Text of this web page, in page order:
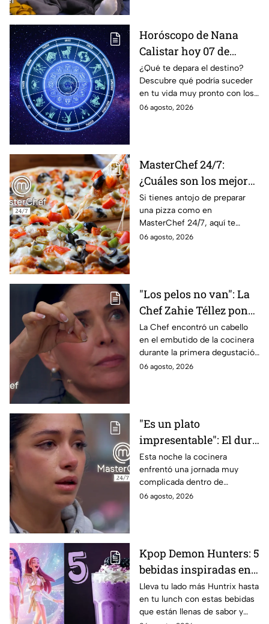
Horóscopo de Nana
Calistar hoy 07 de
agosto; estos signos
podrían dejar de estar
solteros más pronto de
lo que imaginan y
¿Qué te depara el destino?
Descubre qué podría suceder
en tu vida muy pronto con los
horóscopos de Nana Calistar;
06 agosto, 2026
MasterChef 24/7:
¿Cuáles son los mejores
quesos para preparar
pizza en casa?
Si tienes antojo de preparar
una pizza como en
MasterChef 24/7, aquí te
contamos todo lo que debes
06 agosto, 2026
"Los pelos no van": La
Chef Zahie Téllez pone
en evidencia a Carmen
en la gala de mandiles
negros de MasterChef
24/7
La Chef encontró un cabello
en el embutido de la cocinera
durante la primera degustación
de la noche
06 agosto, 2026
"Es un plato
impresentable": El duro
regaño que hizo llorar a
Michelle dentro de
MasterChef 24/7
Esta noche la cocinera
enfrentó una jornada muy
complicada dentro de
MasterChef 24/7.
06 agosto, 2026
Kpop Demon Hunters: 5
bebidas inspiradas en
las guerreras Huntrix
para llevar a la escuela
este regreso a clases
Lleva tu lado más Huntrix hasta
en tu lunch con estas bebidas
que están llenas de sabor y